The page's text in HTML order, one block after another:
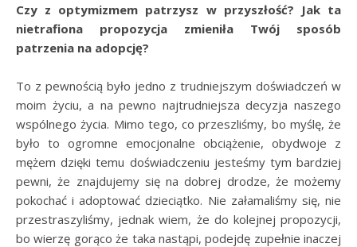
Czy z optymizmem patrzysz w przyszłość? Jak ta
nietrafiona propozycja zmieniła Twój sposób
patrzenia na adopcję?
To z pewnością było jedno z trudniejszym doświadczeń w
moim życiu, a na pewno najtrudniejsza decyzja naszego
wspólnego życia. Mimo tego, co przeszliśmy, bo myślę, że
było to ogromne emocjonalne obciążenie, obydwoje z
mężem dzięki temu doświadczeniu jesteśmy tym bardziej
pewni, że znajdujemy się na dobrej drodze, że możemy
pokochać i adoptować dzieciątko. Nie załamaliśmy się, nie
przestraszyliśmy, jednak wiem, że do kolejnej propozycji,
bo wierzę gorąco że taka nastąpi, podejdę zupełnie inaczej